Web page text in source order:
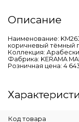
Описание
Наименование:
коричневый тёмный
Коллекция:
Фабрика: KERAMA
Розничная цена: 4
Код товара